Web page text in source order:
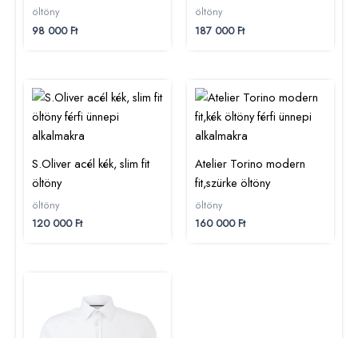
öltöny
98 000Ft
öltöny
187 000Ft
S.Oliver acél kék, slim fit
öltöny
öltöny
120 000Ft
Atelier Torino modern
fit,szürke öltöny
öltöny
160 000Ft